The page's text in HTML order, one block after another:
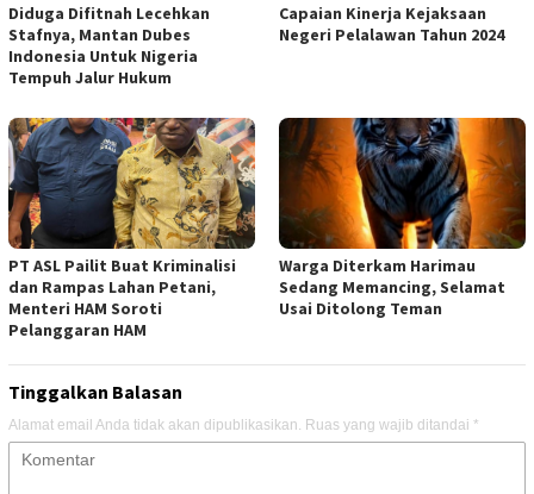
Diduga Difitnah Lecehkan
Stafnya, Mantan Dubes
Indonesia Untuk Nigeria
Tempuh Jalur Hukum
Capaian Kinerja Kejaksaan
Negeri Pelalawan Tahun 2024
PT ASL Pailit Buat Kriminalisi
dan Rampas Lahan Petani,
Menteri HAM Soroti
Pelanggaran HAM
Warga Diterkam Harimau
Sedang Memancing, Selamat
Usai Ditolong Teman
Tinggalkan Balasan
Alamat email Anda tidak akan dipublikasikan. Ruas yang wajib ditandai *